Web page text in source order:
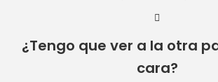
¿Tengo que ver a la otra
cara?